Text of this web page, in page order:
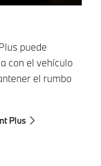
puede
con el vehículo
el rumbo
Plus